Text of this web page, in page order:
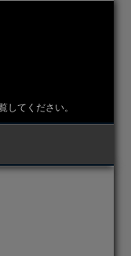
てください。